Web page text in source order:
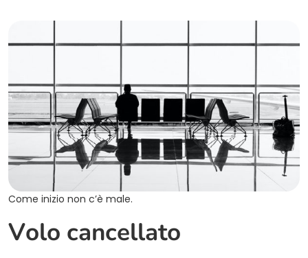
Come inizio non c’è male.
Volo cancellato